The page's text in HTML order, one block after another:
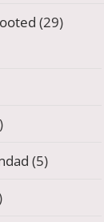
(29)
(5)